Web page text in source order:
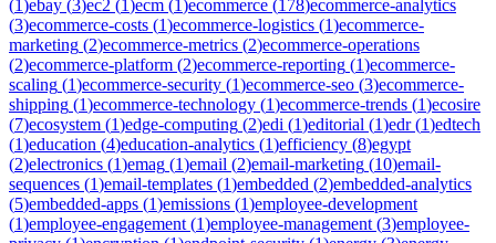
(1)ebay (3)ec2 (1)ecm (1)ecommerce (178)ecommerce-analytics
(3)ecommerce-costs (1)ecommerce-logistics (1)ecommerce-
marketing (2)ecommerce-metrics (2)ecommerce-operations
(2)ecommerce-platform (2)ecommerce-reporting (1)ecommerce-
scaling (1)ecommerce-security (1)ecommerce-seo (3)ecommerce-
shipping (1)ecommerce-technology (1)ecommerce-trends (1)ecosire
(7)ecosystem (1)edge-computing (2)edi (1)editorial (1)edr(1)edtech
(1)education (4)education-analytics (1)efficiency (8)egypt
(2)electronics (1)emag (1)email (2)email-marketing (10)email-
sequences (1)email-templates (1)embedded (2)embedded-analytics
(5)embedded-apps (1)emissions (1)employee-development
(1)employee-engagement (1)employee-management (3)employee-